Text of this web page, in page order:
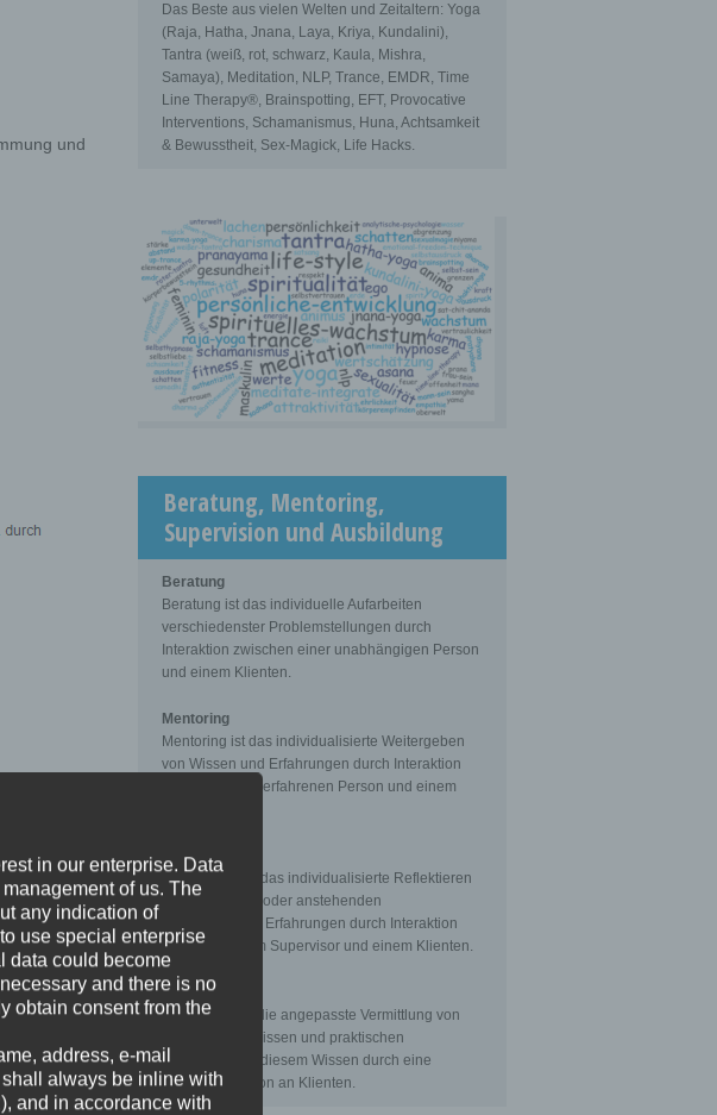
und
Das Beste aus vielen Welten und Zeitaltern: Yoga
(Raja, Hatha, Jnana, Laya, Kriya, Kundalini),
Tantra (weiß, rot, schwarz, Kaula, Mishra,
Samaya), Meditation, NLP, Trance, EMDR, Time
Line Therapy®, Brainspotting, EFT, Provocative
Interventions, Schamanismus, Huna, Achtsamkeit
& Bewusstheit, Sex-Magick, Life Hacks.
Beratung, Mentoring,
Supervision und Ausbildung
Beratung
Beratung ist das individuelle Aufarbeiten
verschiedenster Problemstellungen durch
Interaktion zwischen einer unabhängigen Person
und einem Klienten.
Mentoring
Mentoring ist das individualisierte Weitergeben
von Wissen und Erfahrungen durch Interaktion
zwischen einer erfahrenen Person und einem
Supervision
Supervision ist das individualisierte Reflektieren
der gemachten oder anstehenden
professionellen Erfahrungen durch Interaktion
zwischen einem Supervisor und einem Klienten.
Ausbildung
Ausbildung ist die angepasste Vermittlung von
allgemeinem Wissen und praktischen
Fertigkeiten zu diesem Wissen durch eine
erfahrene Person an Klienten.
in our enterprise. Data
of us. The
any indication of
use special enterprise
data could become
and there is no
obtain consent from the
address, e-mail
always be inline with
and in accordance with